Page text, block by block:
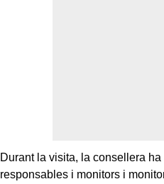
Durant la visita, la consellera
responsables i monitors i